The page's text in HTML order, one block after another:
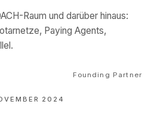
Raum und darüber hinaus:
Paying Agents,
Founding Partner
2024